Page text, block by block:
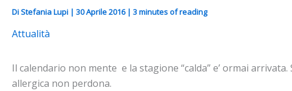
DiStefania Lupi | 30 Aprile 2016 | 3 minutes of reading
Attualità
Il calendario non mente e la stagione “calda” e’ ormai
allergica non perdona.